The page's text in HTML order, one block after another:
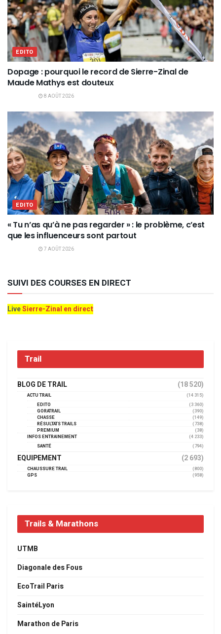
EDITO
Dopage : pourquoi le record de Sierre-Zinal de
Maude Mathys est douteux
8 AOÛT 2026
EDITO
« Tu n’as qu’à ne pas regarder » : le problème, c’est
que les influenceurs sont partout
7 AOÛT 2026
SUIVI DES COURSES EN DIRECT
LiveSierre-Zinal en direct
Trail
BLOG DE TRAIL (18 520)
ACTU TRAIL
(14 315)
EDITO
(3 360)
GORATRAIL
(390)
CHASSE
(149)
RÉSULTATS TRAILS
(738)
PREMIUM
(38)
INFOS ENTRAINEMENT
(4 233)
SANTÉ
(794)
EQUIPEMENT (2 693)
CHAUSSURE TRAIL
(800)
GPS
(958)
Trails & Marathons
UTMB
Diagonale des Fous
EcoTrail Paris
SaintéLyon
Marathon de Paris